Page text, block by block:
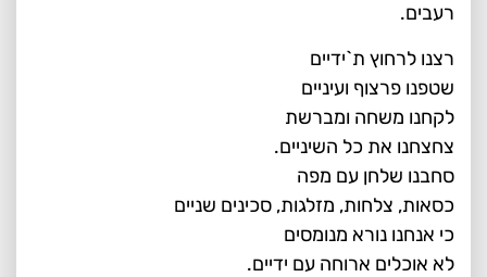
רעבים.
רצנו לרחוץ ת`ידיים
שטפנו פרצוף ועיניים
לקחנו משחה ומברשת
צחצחנו את כל השיניים.
סחבנו שלחן עם מפה
כסאות, צלחות, מזלגות, סכינים שניים
כי אנחנו נורא מנומסים
לא אוכלים ארוחה עם ידיים.